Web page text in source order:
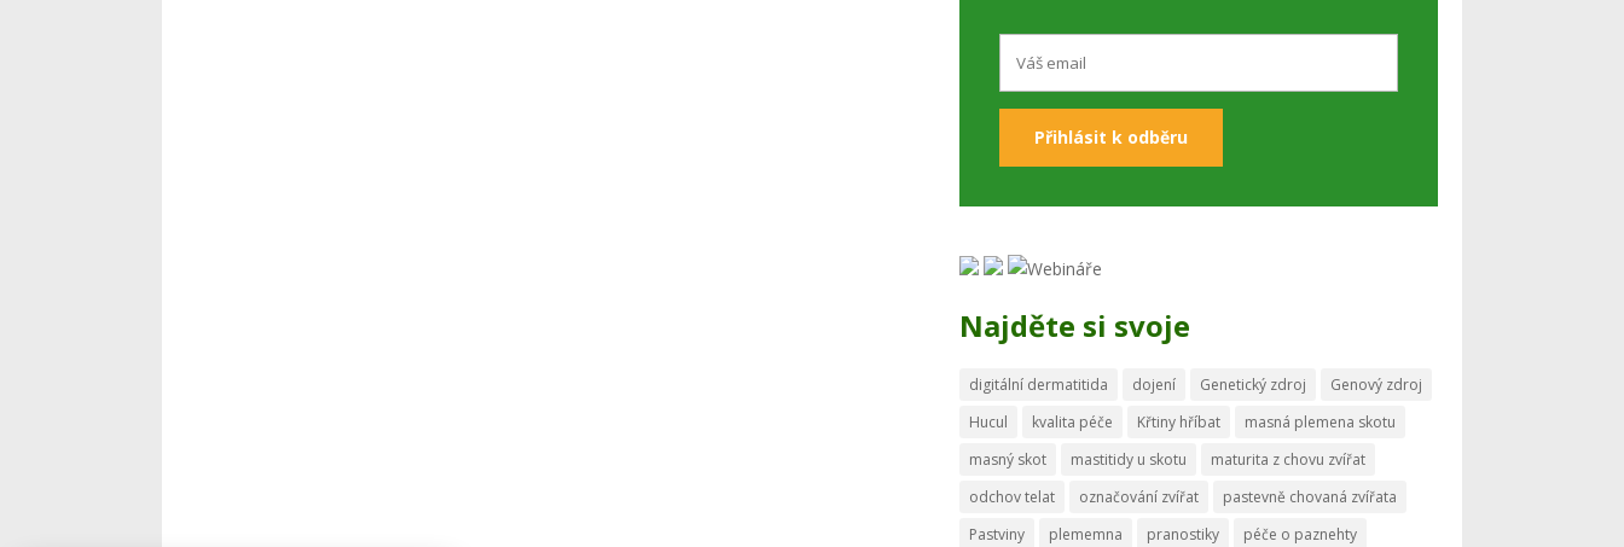
Najděte si svoje
digitální dermatitida dojení Genetický zdroj
Genový zdroj
Hucul
kvalita péče Křtiny hříbat
masná plemena skotu
masný skot
mastitidy u skotu
maturita z chovu zvířat
odchov telat
označování zvířat
pastevně chovaná zvířata
Pastviny
plememna pranostiky péče o paznehty